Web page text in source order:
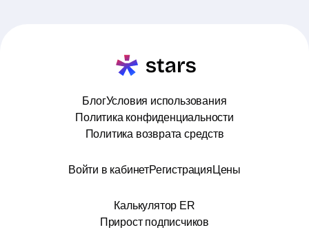
БлогУсловия использования
Политика конфиденциальности
Политика возврата средств
Войти в кабинетРегистрация Цены
Калькулятор ER
Прирост подписчиков